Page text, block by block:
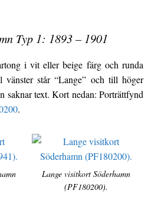
Typ 1: 1893 – 1901
i vit eller beige färg och runda
vänster står “Lange” och till höger
saknar text. Kort nedan: Porträttfynd
.
Lange visitkort Söderhamn
(PF180200).